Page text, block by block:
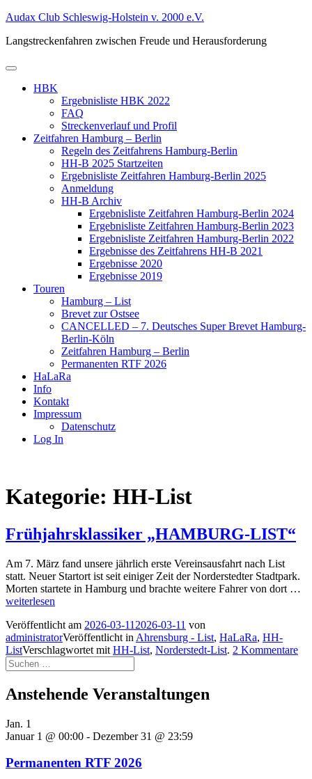
Zum
springen
Audax Club Schleswig-Holstein v. 2000 e.V.
Langstreckenfahren zwischen Freude und Herausforderung
Primäres
HBK
Ergebnisliste HBK 2022
FAQ
Streckenverlauf und Profil
Zeitfahren Hamburg – Berlin
Regeln des Zeitfahrens Hamburg-Berlin
HH-B 2025 Startzeiten
Ergebnisliste Zeitfahren Hamburg-Berlin 2025
Anmeldung
HH-B Archiv
Ergebnisliste Zeitfahren Hamburg-Berlin 2024
Ergebnisliste Zeitfahren Hamburg-Berlin 2023
Ergebnisliste Zeitfahren Hamburg-Berlin 2022
Ergebnisse des Zeitfahrens HH-B 2021
Ergebnisse 2020
Ergebnisse 2019
Touren
Hamburg – List
Brevet zur Ostsee
CANCELLED – 7. Deutsches Super Brevet Hamburg-
Berlin-Köln
Zeitfahren Hamburg – Berlin
Permanenten RTF 2026
HaLaRa
Info
Kontakt
Impressum
Datenschutz
Log In
Kategorie: HH-List
Frühjahrsklassiker „HAMBURG-LIST“
Am 7. März fand unsere jährlich erste Vereinsausfahrt nach List
statt. Neuer Startort ist seit einiger Zeit der Norderstedter Stadtpark.
Morten startete in Hamburg und brachte weitere Fahrer von dort …
weiterlesen
Veröffentlicht am 2026-03-11 2026-03-11 von
administratorVeröffentlicht in Ahrensburg - List, HaLaRa, HH-
ListVerschlagwortet mit HH-List, Norderstedt-List. 2 Kommentare
Suchen
nach:
Anstehende Veranstaltungen
Jan. 1
Januar 1 @ 00:00 - Dezember 31 @ 23:59
Permanenten RTF 2026